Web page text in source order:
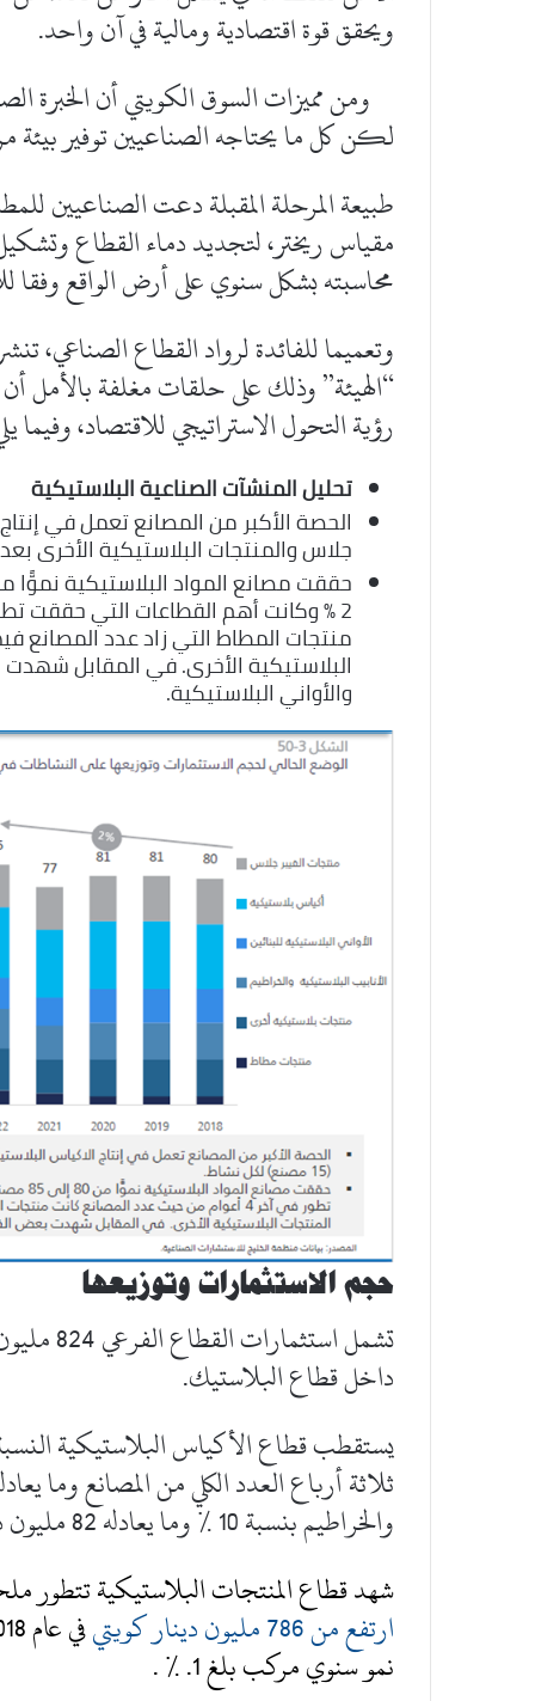
ويحقق قوة اقتصادية ومالية في آن واحد.
ومن مميزات السوق الكويتي أن الخبرة
لكن كل ما يحتاجه الصناعيين توفير بيئة
مقياس ريختر، لتجديد دماء القطاع
محاسبته بشكل سنوي على أرض الواقع وفقا
وتعميما للفائدة لرواد القطاع الصناعي،
“الهيئة” وذلك على حلقات مغلفة بالأمل
رؤية التحول الاستراتيجي للاقتصاد، وفيما
تحليل المنشآت الصناعية البلاستيكية
جلاس والمنتجات البلاستيكية الأخرى بعدد (15 مصنع) لكل
البلاستيكية الأخرى. في المقابل
والأواني البلاستيكية.
حجم الاستثمارات وتوزيعها
تشمل
داخل قطاع البلاستيك.
والخراطيم بنسبة 10 ٪ وما يعادله 82 مليون دينار كويتي.
شهد قطاع المنتجات البلاستيكية تتطور
ارتفع من 786 مليون دينار كويتي
نمو سنوي مركب بلغ 1. ٪ .